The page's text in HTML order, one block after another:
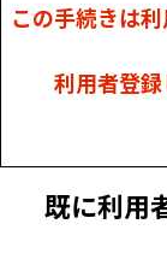
この手続きは
利用者登録
既に利用